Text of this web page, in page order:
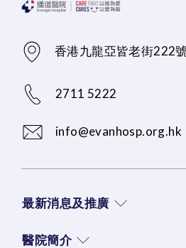
香港九龍亞皆老街222號
2711 5222
info@evanhosp.org.hk
最新消息及推廣
醫院簡介